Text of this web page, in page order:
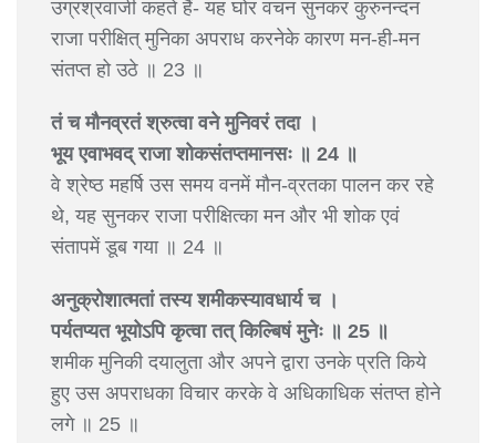
उग्रश्रवाजी कहते हैं- यह घोर वचन सुनकर कुरुनन्दन
राजा परीक्षित् मुनिका अपराध करनेके कारण मन-ही-मन
संतप्त हो उठे ॥ 23 ॥
तं च मौनव्रतं श्रुत्वा वने मुनिवरं तदा ।
भूय एवाभवद् राजा शोकसंतप्तमानसः ॥ 24 ॥
वे श्रेष्ठ महर्षि उस समय वनमें मौन-व्रतका पालन कर रहे
थे, यह सुनकर राजा परीक्षित्का मन और भी शोक एवं
संतापमें डूब गया ॥ 24 ॥
अनुक्रोशात्मतां तस्य शमीकस्यावधार्य च ।
पर्यतप्यत भूयोऽपि कृत्वा तत् किल्बिषं मुनेः ॥ 25 ॥
शमीक मुनिकी दयालुता और अपने द्वारा उनके प्रति किये
हुए उस अपराधका विचार करके वे अधिकाधिक संतप्त होने
लगे ॥ 25 ॥